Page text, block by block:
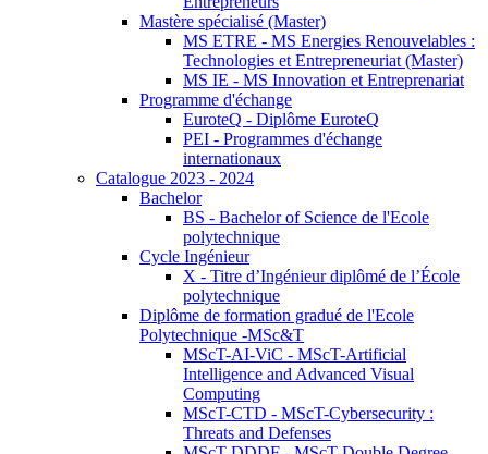
Mastère spécialisé (Master)
MS ETRE - MS Energies Renouvelables :
Technologies et Entrepreneuriat (Master)
MS IE - MS Innovation et Entreprenariat
Programme d'échange
EuroteQ - Diplôme EuroteQ
PEI - Programmes d'échange
internationaux
Catalogue 2023 - 2024
Bachelor
BS - Bachelor of Science de l'Ecole
polytechnique
Cycle Ingénieur
X - Titre d’Ingénieur diplômé de l’École
polytechnique
Diplôme de formation gradué de l'Ecole
Polytechnique -MSc&T
MScT-AI-ViC - MScT-Artificial
Intelligence and Advanced Visual
Computing
MScT-CTD - MScT-Cybersecurity :
Threats and Defenses